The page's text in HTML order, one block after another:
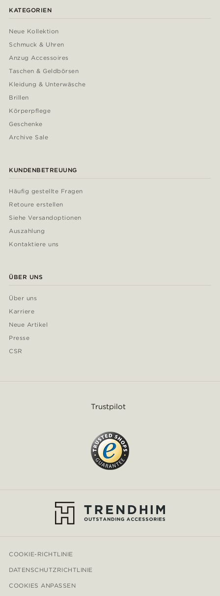
KATEGORIEN
Neue Kollektion
Schmuck & Uhren
Anzug Accessoires
Taschen & Geldbörsen
Kleidung & Unterwäsche
Brillen
Körperpflege
Geschenke
Archive Sale
KUNDENBETREUUNG
Häufig gestellte Fragen
Retoure erstellen
Siehe Versandoptionen
Auszahlung
Kontaktiere uns
ÜBER UNS
Über uns
Karriere
Neue Artikel
Presse
CSR
Trustpilot
COOKIE-RICHTLINIE
DATENSCHUTZRICHTLINIE
COOKIES ANPASSEN